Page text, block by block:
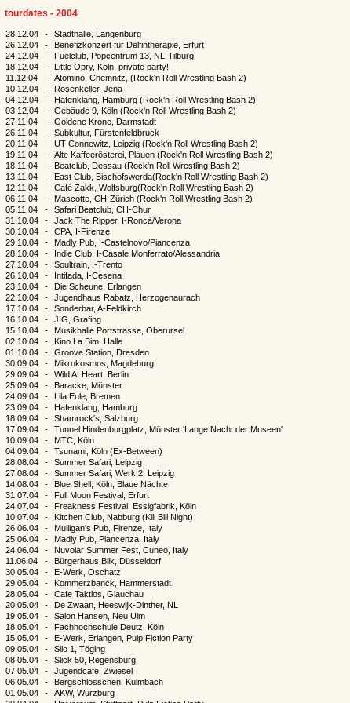
tourdates - 2004
28.12.04 -
Stadthalle, Langenburg
26.12.04
-
Benefizkonzert für Delfintherapie, Erfurt
24.12.04
-
Fuelclub, Popcentrum 13, NL-Tilburg
18.12.04
-
Little Opry, Köln, private party!
11.12.04
-
Atomino, Chemnitz, (Rock'n Roll Wrestling Bash 2)
10.12.04
-
Rosenkeller, Jena
04.12.04
-
Hafenklang, Hamburg (Rock'n Roll Wrestling Bash 2)
03.12.04
-
Gebäude 9, Köln (Rock'n Roll Wrestling Bash 2)
27.11.04
-
Goldene Krone, Darmstadt
26.11.04
-
Subkultur, Fürstenfeldbruck
20.11.04
-
UT Connewitz, Leipzig (Rock'n Roll Wrestling Bash 2)
19.11.04
-
Alte Kaffeerösterei, Plauen (Rock'n Roll Wrestling Bash 2)
18.11.04
-
Beatclub, Dessau (Rock'n Roll Wrestling Bash 2)
13.11.04
-
East Club, Bischofswerda(Rock'n Roll Wrestling Bash 2)
12.11.04
-
Café Zakk, Wolfsburg(Rock'n Roll Wrestling Bash 2)
06.11.04
-
Mascotte, CH-Zürich (Rock'n Roll Wrestling Bash 2)
05.11.04
-
Safari Beatclub, CH-Chur
31.10.04
-
Jack The Ripper, I-Roncà/Verona
30.10.04
-
CPA, I-Firenze
29.10.04
-
Madly Pub, I-Castelnovo/Piancenza
28.10.04
-
Indie Club, I-Casale Monferrato/Alessandria
27.10.04
-
Soultrain, I-Trento
26.10.04
-
Intifada, I-Cesena
23.10.04
-
Die Scheune, Erlangen
22.10.04
-
Jugendhaus Rabatz, Herzogenaurach
17.10.04
-
Sonderbar, A-Feldkirch
16.10.04
-
JIG, Grafing
15.10.04
-
Musikhalle Portstrasse, Oberursel
02.10.04
-
Kino La Bim, Halle
01.10.04
-
Groove Station, Dresden
30.09.04
-
Mikrokosmos, Magdeburg
29.09.04
-
Wild At Heart, Berlin
25.09.04
-
Baracke, Münster
24.09.04
-
Lila Eule, Bremen
23.09.04
-
Hafenklang, Hamburg
18.09.04
-
Shamrock's, Salzburg
17.09.04
-
Tunnel Hindenburgplatz, Münster 'Lange Nacht der Museen'
10.09.04
-
MTC, Köln
04.09.04
-
Tsunami, Köln (Ex-Between)
28.08.04
-
Summer Safari, Leipzig
27.08.04
-
Summer Safari, Werk 2, Leipzig
14.08.04
-
Blue Shell, Köln, Blaue Nächte
31.07.04
-
Full Moon Festival, Erfurt
24.07.04
-
Freakness Festival, Essigfabrik, Köln
10.07.04
-
Kitchen Club, Nabburg (Kill Bill Night)
26.06.04
-
Mulligan's Pub, Firenze, Italy
25.06.04
-
Madly Pub, Piancenza, Italy
24.06.04
-
Nuvolar Summer Fest, Cuneo, Italy
11.06.04
-
Bürgerhaus Bilk, Düsseldorf
30.05.04
-
E-Werk, Oschatz
29.05.04
-
Kommerzbanck, Hammerstadt
28.05.04
-
Cafe Taktlos, Glauchau
20.05.04
-
De Zwaan, Heeswijk-Dinther, NL
19.05.04
-
Salon Hansen, Neu Ulm
18.05.04
-
Fachhochschule Deutz, Köln
15.05.04
-
E-Werk, Erlangen, Pulp Fiction Party
09.05.04
-
Silo 1, Töging
08.05.04
-
Slick 50, Regensburg
07.05.04
-
Jugendcafe, Zwiesel
06.05.04
-
Bergschlösschen, Kulmbach
01.05.04
-
AKW, Würzburg